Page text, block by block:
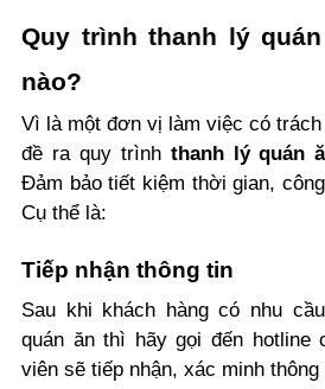
Quy trình thanh lý
nào?
Vì là một đơn vị làm việc có trách
đề ra quy trình thanh lý quán
Đảm bảo tiết kiệm thời gian,
Cụ thể là:
Tiếp nhận thông tin
Sau khi khách hàng có nhu
quán ăn thì hãy gọi đến hotline
viên sẽ tiếp nhận, xác minh